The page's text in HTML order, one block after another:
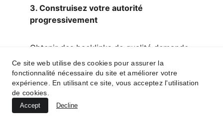
3. Construisez votre autorité
progressivement
Obtenir des backlinks de qualité demande
du temps et de la stratégie. Commencez
par :
blogs de votre secteur
Ce site web utilise des cookies pour assurer la
fonctionnalité nécessaire du site et améliorer votre
expérience. En utilisant ce site, vous acceptez l'utilisation
de cookies.
Accept Decline